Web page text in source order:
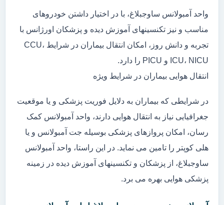
واحد آمبولانس ساوجبلاغ، با در اختیار داشتن خودروهای
مناسب و نیز تکنسینهای آموزش دیده و پزشکان اورژانس با
تجربه و دانش روز، امکان انتقال بیماران در شرایط CCU،
ICU، NICU و PICU را دارد.
انتقال هوایی بیماران در شرایط ویژه
در شرایطی که بیماران به دلایل فوریت پزشکی و یا موقعیت
جغرافیایی نیاز به انتقال هوایی دارند، واحد آمبولانس کمک
رسان، امکان پروازهای پزشکی بوسیله جت آمبولانس و یا
هلی کوپتر را تامین می نماید. در این راستا، واحد آمبولانس
ساوجبلاغ، از پزشکان و تکنسینهای آموزش دیده در زمینه
پزشکی هوایی بهره می برد.